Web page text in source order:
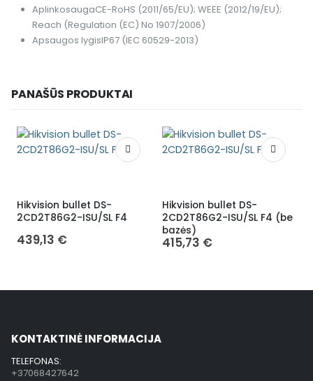
AplinkosaugaCE-RoHS (2011/65/EU); WEEE (2012/19/EU);
Reach (Regulation (EC) No 1907/2006)
Apsaugos lygisIP67 (IEC 60529-2013)
PANAŠŪS PRODUKTAI
Hikvision bullet DS-
2CD2T86G2-ISU/SL F4
439,13 €
Hikvision bullet DS-
2CD2T86G2-ISU/SL F4 (be
bazės)
415,73 €
KONTAKTINĖ INFORMACIJA
TELEFONAS:
+37068427642